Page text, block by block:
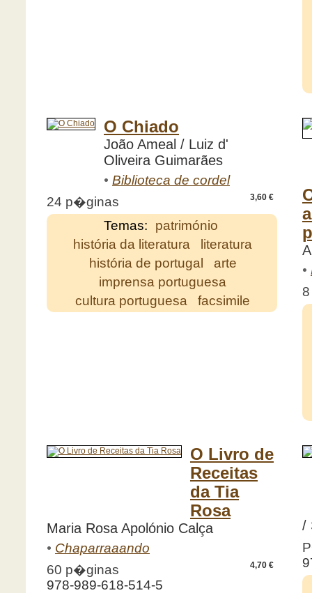
O Chiado
João Ameal / Luiz d'
Oliveira Guimarães
• Biblioteca de cordel
3,60 €
24 p�ginas
Temas:
património
história da literatura
literatura
história de portugal
arte
imprensa portuguesa
cultura portuguesa
facsimile
•
O Livro de
Receitas
da Tia
Rosa
Maria Rosa Apolónio Calça
• Chaparraaando
4,70 €
60 p�ginas
978-989-618-514-5
/